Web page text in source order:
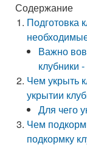
Содержание
Подготовка
Важно
клубники
Чем укрыть
укрытии
Для чего
Чем
подкормку